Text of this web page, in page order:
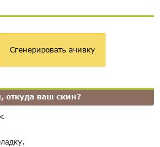
Сгенерировать ачивку
откуда ваш скин?